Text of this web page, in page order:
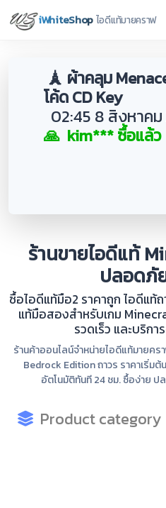
iWhiteShop ไอดีแท้มายคราฟ
🗼 ผ้าคลุม
โค้ด CD Key
02:45 8 สิงหาคม
🙏 kim*** ซื้อแล้ว
ร้านขายไอดีแท้
ปลอดภั
ซื้อไอดีแท้มือ2 ราคาถูก ไอดีแท้
แท้มือสองสำหรับเกม
รวดเร็ว และบริก
ร้านค้าออนไลน์จำหน่ายไอดีแท้มาย
Bedrock Edition ถาวร ราคาเริ่
อัตโนมัติทันที 24 ชม. ซื้อง่าย
Product category